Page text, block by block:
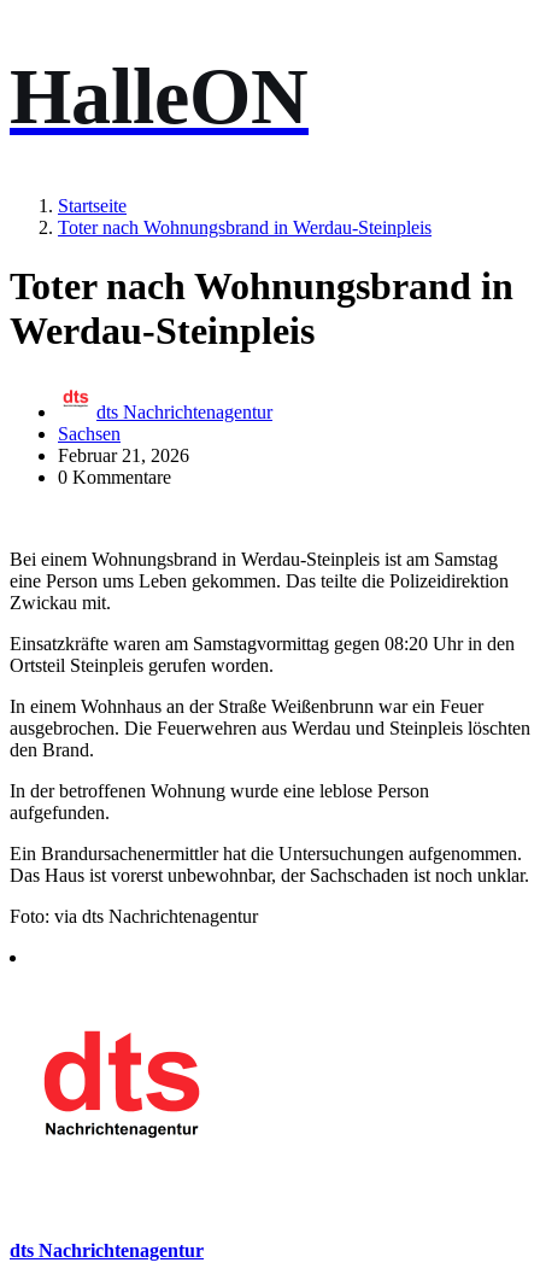
HalleON
Startseite
Toter nach Wohnungsbrand in Werdau-Steinpleis
Toter nach Wohnungsbrand in
Werdau-Steinpleis
dts Nachrichtenagentur
Sachsen
Februar 21, 2026
0 Kommentare
Bei einem Wohnungsbrand in Werdau-Steinpleis ist am Samstag
eine Person ums Leben gekommen. Das teilte die Polizeidirektion
Zwickau mit.
Einsatzkräfte waren am Samstagvormittag gegen 08:20 Uhr in den
Ortsteil Steinpleis gerufen worden.
In einem Wohnhaus an der Straße Weißenbrunn war ein Feuer
ausgebrochen. Die Feuerwehren aus Werdau und Steinpleis löschten
den Brand.
In der betroffenen Wohnung wurde eine leblose Person
aufgefunden.
Ein Brandursachenermittler hat die Untersuchungen aufgenommen.
Das Haus ist vorerst unbewohnbar, der Sachschaden ist noch unklar.
Foto: via dts Nachrichtenagentur
dts Nachrichtenagentur